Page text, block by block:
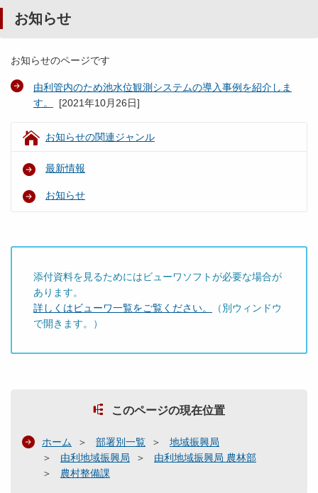
お知らせ
お知らせのページです
由利管内のため池水位観測システムの導入事例を紹介しま
す。
[2021年10月26日]
お知らせの関連ジャンル
最新情報
お知らせ
添付資料を見るためにはビューワソフトが必要な場合が
あります。
詳しくはビューワ一覧をご覧ください。
（別ウィンドウ
で開きます。）
このページの現在位置
ホーム 部署別一覧
地域振興局
由利地域振興局
由利地域振興局 農林部
農村整備課